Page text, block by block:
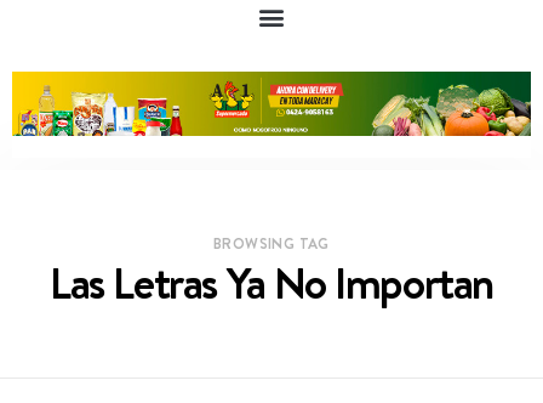
BROWSING TAG
Las Letras Ya No Importan